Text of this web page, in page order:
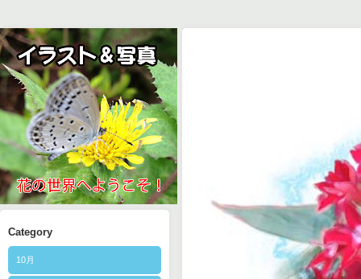
Category
10月